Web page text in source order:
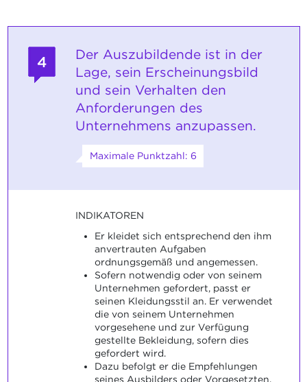
4
Der Auszubildende ist in der
Lage, sein Erscheinungsbild
und sein Verhalten den
Anforderungen des
Unternehmens anzupassen.
Maximale Punktzahl: 6
INDIKATOREN
Er kleidet sich entsprechend den ihm
anvertrauten Aufgaben
ordnungsgemäß und angemessen.
Sofern notwendig oder von seinem
Unternehmen gefordert, passt er
seinen Kleidungsstil an. Er verwendet
die von seinem Unternehmen
vorgesehene und zur Verfügung
gestellte Bekleidung, sofern dies
gefordert wird.
Dazu befolgt er die Empfehlungen
seines Ausbilders oder Vorgesetzten.